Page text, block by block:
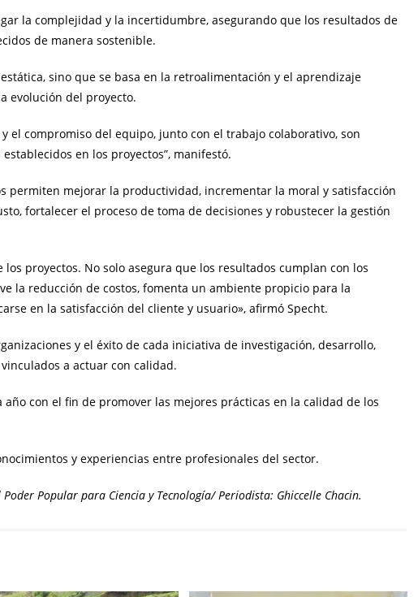
la complejidad y la incertidumbre, asegurando que los resultados de
de manera sostenible.
sino que se basa en la retroalimentación y el aprendizaje
evolución del proyecto.
el compromiso del equipo, junto con el trabajo colaborativo, son
en los proyectos”, manifestó.
permiten mejorar la productividad, incrementar la moral y satisfacción
fortalecer el proceso de toma de decisiones y robustecer la gestión
proyectos. No solo asegura que los resultados cumplan con los
la reducción de costos, fomenta un ambiente propicio para la
en la satisfacción del cliente y usuario», afirmó Specht.
y el éxito de cada iniciativa de investigación, desarrollo,
a actuar con calidad.
con el fin de promover las mejores prácticas en la calidad de los
y experiencias entre profesionales del sector.
Popular para Ciencia y Tecnología/ Periodista: Ghiccelle Chacin.